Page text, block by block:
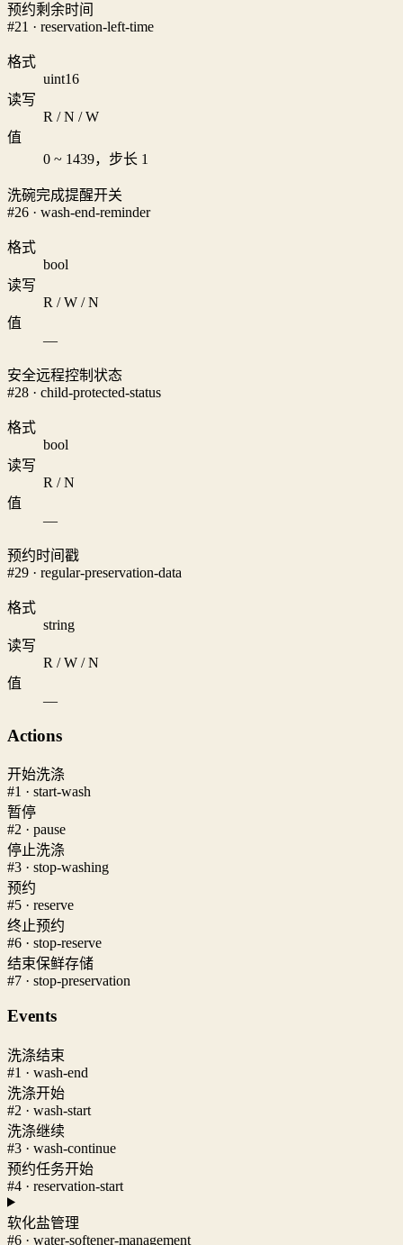
预约剩余时间
#21 · reservation-left-time
格式
uint16
读写
R / N / W
值
0 ~ 1439，步长 1
洗碗完成提醒开关
#26 · wash-end-reminder
格式
bool
读写
R / W / N
值
—
安全远程控制状态
#28 · child-protected-status
格式
bool
读写
R / N
值
—
预约时间戳
#29 · regular-preservation-data
格式
string
读写
R / W / N
值
—
Actions
开始洗涤
#1 · start-wash
暂停
#2 · pause
停止洗涤
#3 · stop-washing
预约
#5 · reserve
终止预约
#6 · stop-reserve
结束保鲜存储
#7 · stop-preservation
Events
洗涤结束
#1 · wash-end
洗涤开始
#2 · wash-start
洗涤继续
#3 · wash-continue
预约任务开始
#4 · reservation-start
软化盐管理
#6 · water-softener-management